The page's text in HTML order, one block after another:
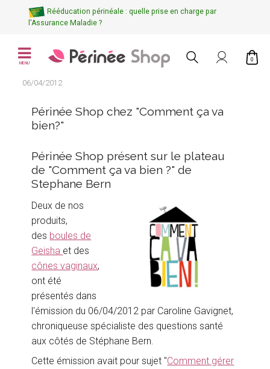
Rééducation périnéale : quelle prise en charge par
l'Assurance Maladie ?
MENU
0
06/04/2012
Périnée Shop chez "Comment ça va
bien?"
Périnée Shop présent sur le plateau
de "Comment ça va bien ?" de
Stephane Bern
Deux de nos
produits,
des boules de
Geisha et des
cônes vaginaux,
ont été
présentés dans
l'émission du 06/04/2012 par Caroline Gavignet,
chroniqueuse spécialiste des questions santé
aux côtés de Stéphane Bern.
Cette émission avait pour sujet "Comment gérer